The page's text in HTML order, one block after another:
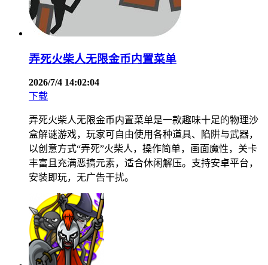
弄死火柴人无限金币内置菜单
2026/7/4 14:02:04
下载
弄死火柴人无限金币内置菜单是一款趣味十足的物理沙
盒解谜游戏，玩家可自由使用各种道具、陷阱与武器，
以创意方式“弄死”火柴人，操作简单，画面魔性，关卡
丰富且充满恶搞元素，适合休闲解压。支持安卓平台，
安装即玩，无广告干扰。